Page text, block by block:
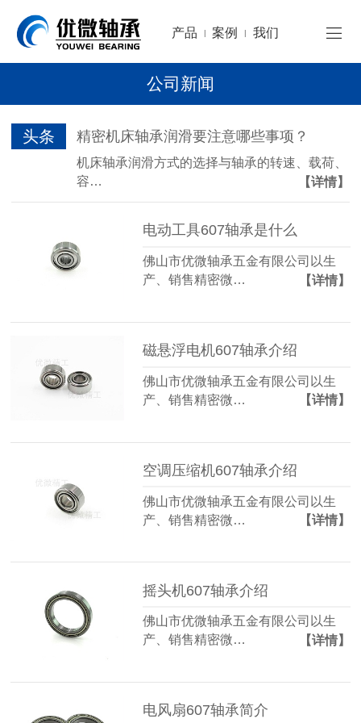
产品 | 案例 | 我们
公司新闻
头条 精密机床轴承润滑要注意哪些事项？
机床轴承润滑方式的选择与轴承的转速、载荷、
容…
【详情】
电动工具607轴承是什么
佛山市优微轴承五金有限公司以生
产、销售精密微…
【详情】
磁悬浮电机607轴承介绍
佛山市优微轴承五金有限公司以生
产、销售精密微…
【详情】
空调压缩机607轴承介绍
佛山市优微轴承五金有限公司以生
产、销售精密微…
【详情】
摇头机607轴承介绍
佛山市优微轴承五金有限公司以生
产、销售精密微…
【详情】
电风扇607轴承简介